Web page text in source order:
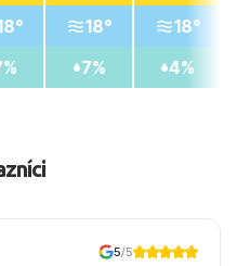
18°
7%
18°
4%
5/5